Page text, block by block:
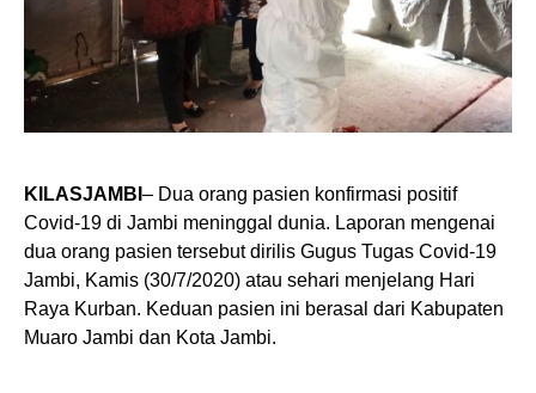
KILASJAMBI – Dua orang pasien konfirmasi positif
Covid-19 di Jambi meninggal dunia. Laporan mengenai
dua orang pasien tersebut dirilis Gugus Tugas Covid-19
Jambi, Kamis (30/7/2020) atau sehari menjelang Hari
Raya Kurban. Keduan pasien ini berasal dari Kabupaten
Muaro Jambi dan Kota Jambi.